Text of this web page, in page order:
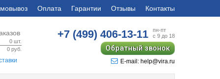
Оплата Гарантии Отзывы Контакты
0 шт.
0 руб.
+7 (499)406-13-11
пн-пт
с 9 до 18
Обратный звонок
E-mail: help@vira.ru